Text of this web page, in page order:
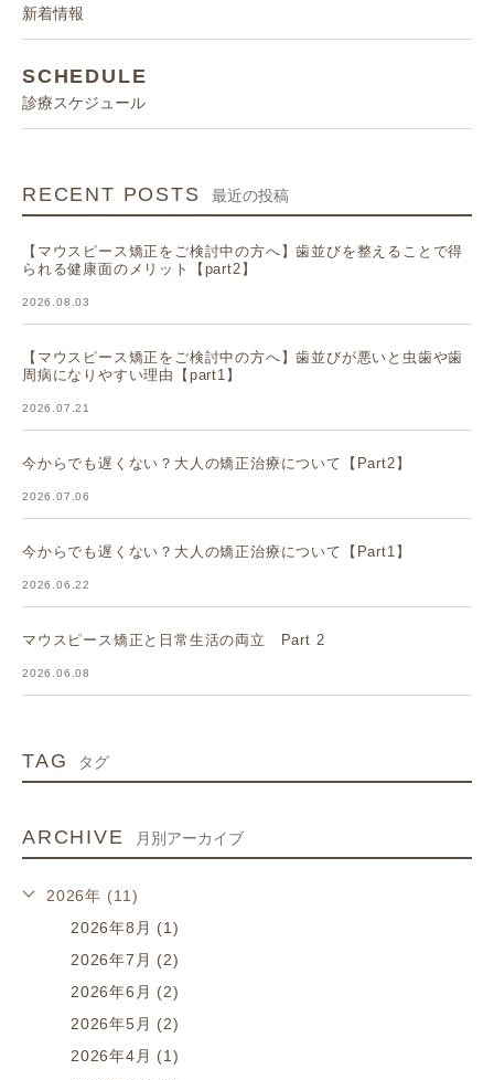
新着情報
SCHEDULE
診療スケジュール
RECENT POSTS 最近の投稿
【マウスピース矯正をご検討中の方へ】歯並びを整えることで得
られる健康面のメリット【part2】
2026.08.03
【マウスピース矯正をご検討中の方へ】歯並びが悪いと虫歯や歯
周病になりやすい理由【part1】
2026.07.21
今からでも遅くない？大人の矯正治療について【Part2】
2026.07.06
今からでも遅くない？大人の矯正治療について【Part1】
2026.06.22
マウスピース矯正と日常生活の両立 Part 2
2026.06.08
TAG タグ
ARCHIVE 月別アーカイブ
2026年 (11)
2026年8月 (1)
2026年7月 (2)
2026年6月 (2)
2026年5月 (2)
2026年4月 (1)